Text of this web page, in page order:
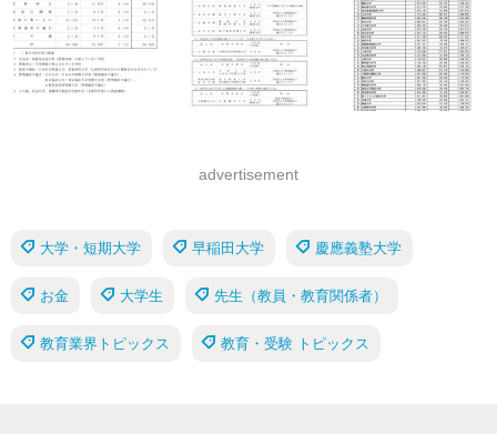
advertisement
大学・短期大学 早稲田大学 慶應義塾大学
お金 大学生 先生（教員・教育関係者）
教育業界トピックス 教育・受験 トピックス